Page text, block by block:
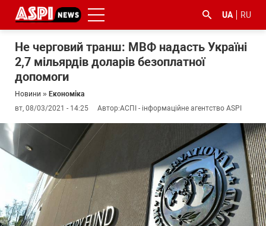
UA RU
Не черговий транш: МВФ надасть Україні
2,7 мільярдів доларів безоплатної
допомоги
Новини » Економіка
вт, 08/03/2021 - 14:25
Автор:АСПІ - інформаційне агентство ASPI
#ООС
#боротьба
корупцією
#ДФС #коронавірус